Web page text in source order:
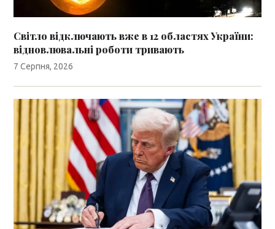
Світло відключають вже в 12 областях України:
відновлювальні роботи тривають
7 Серпня, 2026